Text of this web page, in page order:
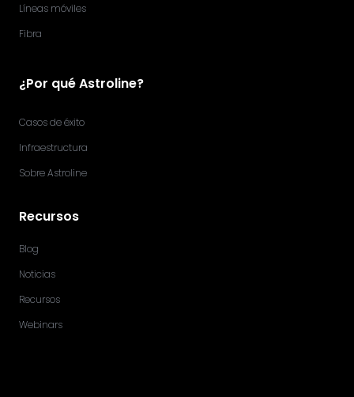
Líneas móviles
Fibra
¿Por qué Astroline?
Casos de éxito
Infraestructura
Sobre Astroline
Recursos
Blog
Noticias
Recursos
Webinars